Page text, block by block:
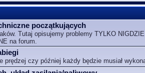
początkujących
Tutaj opisujemy problemy TYLKO NIGDZIE
na forum.
prędzej czy później każdy będzie musiał